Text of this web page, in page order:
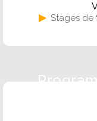
▶ Stages de